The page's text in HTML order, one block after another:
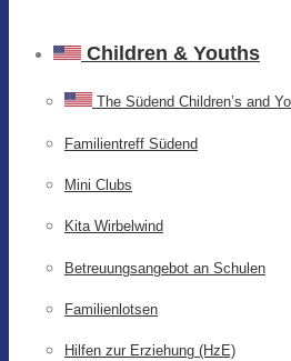
Children & Youths
The Südend Children’s and
Familientreff Südend
Mini Clubs
Kita Wirbelwind
Betreuungsangebot an Schulen
Familienlotsen
Hilfen zur Erziehung (HzE)